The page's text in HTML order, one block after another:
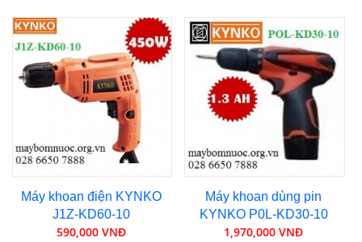
Máy khoan điện KYNKO
J1Z-KD60-10
590,000 VNĐ
Máy khoan dùng pin
KYNKO P0L-KD30-10
1,970,000 VNĐ